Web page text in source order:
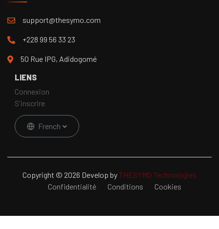
support@thesymo.com
+228 99 56 33 23
50 Rue IPG, Adidogomé
LIENS
Connexion
S'inscrire
French
Copyright © 2026 Develop byTHESYMO Technologies
Confidentialité
Conditions Cookies